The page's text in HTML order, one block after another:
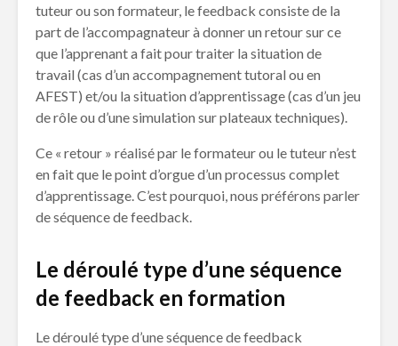
tuteur ou son formateur, le feedback consiste de la
part de l’accompagnateur à donner un retour sur ce
que l’apprenant a fait pour traiter la situation de
travail (cas d’un accompagnement tutoral ou en
AFEST) et/ou la situation d’apprentissage (cas d’un jeu
de rôle ou d’une simulation sur plateaux techniques).
Ce « retour » réalisé par le formateur ou le tuteur n’est
en fait que le point d’orgue d’un processus complet
d’apprentissage. C’est pourquoi, nous préférons parler
de séquence de feedback.
Le déroulé type d’une séquence
de feedback en formation
Le déroulé type d’une séquence de feedback